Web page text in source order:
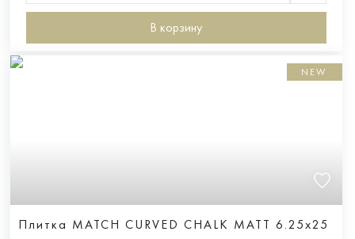
В корзину
NEW
Плитка MATCH CURVED CHALK MATT 6.25x25